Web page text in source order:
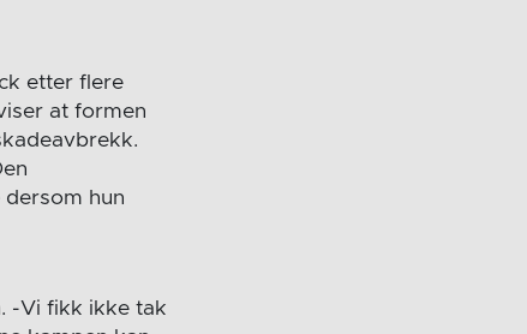
etter flere
at formen
hun
-Vi fikk ikke tak